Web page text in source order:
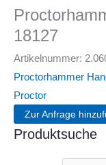
18127
Artikelnummer:
Proctorhammer
Proctor
Zur Anfrage
Produktsuche